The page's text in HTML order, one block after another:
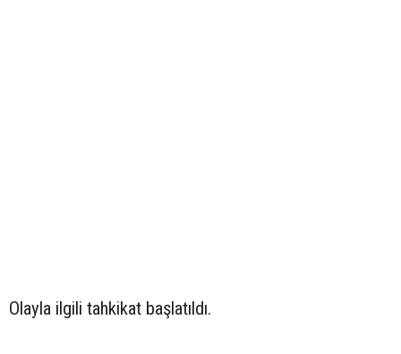
Olayla ilgili tahkikat başlatıldı.